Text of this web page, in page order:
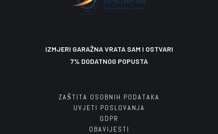
IZMJERI GARAŽNA VRATA SAM I OSTVARI
7% DODATNOG POPUSTA
ZAŠTITA OSOBNIH PODATAKA
UVJETI POSLOVANJA
GDPR
OBAVIJESTI